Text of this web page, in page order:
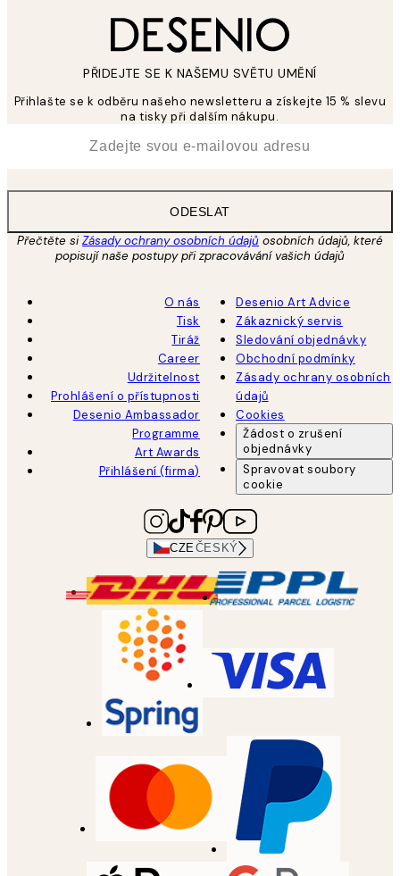
PŘIDEJTE SE K NAŠEMU SVĚTU UMĚNÍ
Přihlašte se k odběru našeho newsletteru a získejte 15 % slevu
na tisky při dalším nákupu.
ODESLAT
Přečtěte siZásady ochrany osobních údajů osobních údajů, které
popisují naše postupy při zpracovávání vašich údajů
O nás
Tisk
Tiráž
Career
Udržitelnost
Prohlášení o přístupnosti
Desenio Ambassador
Programme
Art Awards
Přihlášení (firma)
Desenio Art Advice
Zákaznický servis
Sledování objednávky
Obchodní podmínky
Zásady ochrany osobních
údajů
Cookies
Žádost o zrušení
objednávky
Spravovat soubory
cookie
CZEČESKÝ